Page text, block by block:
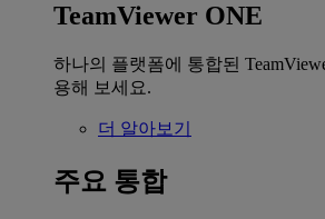
TeamViewer ONE
하나의 플랫폼에 통합된
용해 보세요.
더 알아보기
주요 통합